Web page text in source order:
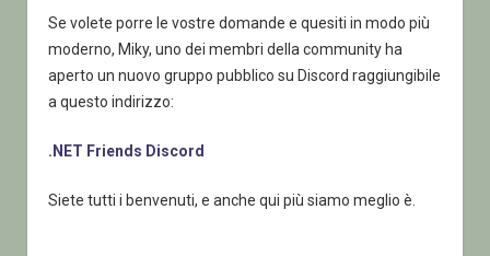
Se volete porre le vostre domande e quesiti in modo più
moderno, Miky, uno dei membri della community ha
aperto un nuovo gruppo pubblico su Discord raggiungibile
a questo indirizzo:
.NET Friends Discord
Siete tutti i benvenuti, e anche qui più siamo meglio è.